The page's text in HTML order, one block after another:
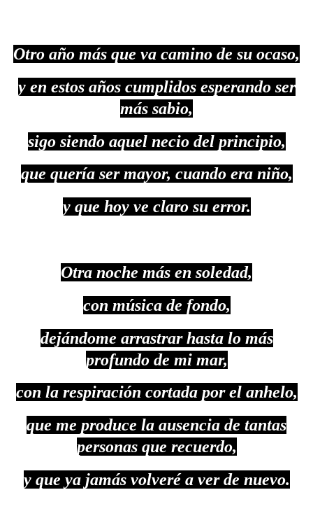
Otro año más que va camino de su ocaso,
y en estos años cumplidos esperando ser
más sabio,
sigo siendo aquel necio del principio,
que quería ser mayor, cuando era niño,
y que hoy ve claro su error.
Otra noche más en soledad,
con música de fondo,
dejándome arrastrar hasta lo más
profundo de mi mar,
con la respiración cortada por el anhelo,
que me produce la ausencia de tantas
personas que recuerdo,
y que ya jamás volveré a ver de nuevo.